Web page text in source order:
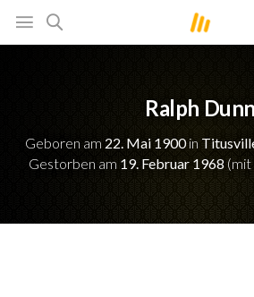
Ralph Dunn
Geboren am 22. Mai 1900in
Gestorben am 19. Februar 1968(mit